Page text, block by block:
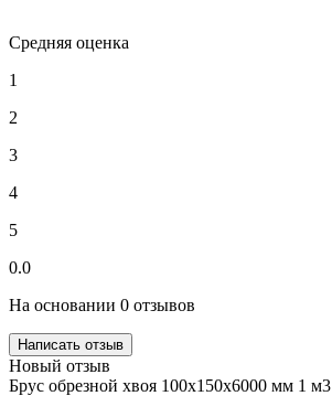
Средняя оценка
1
2
3
4
5
0.0
На основании 0 отзывов
Написать отзыв
Новый отзыв
Брус обрезной хвоя 100х150х6000 мм 1 м3